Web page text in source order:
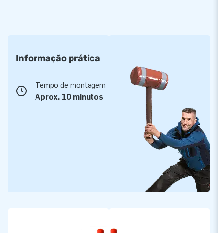
Informação prática
Tempo de montagem
Aprox. 10 minutos